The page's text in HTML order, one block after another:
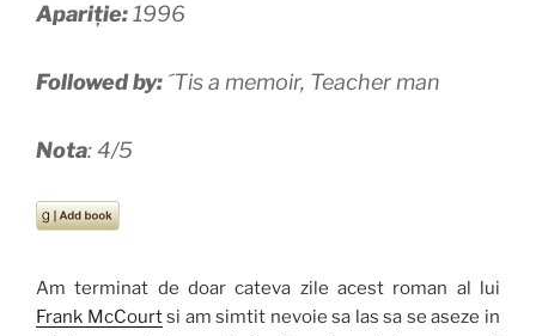
Apariție:1996
Followed by: ´Tis a memoir, Teacher man
Nota: 4/5
Am terminat de doar cateva zile acest roman al lui
Frank McCourtsi am simtit nevoie sa las sa se aseze in